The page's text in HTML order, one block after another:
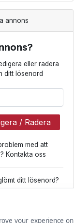
annons
eller radera
ditt lösenord
/ Radera
med att
Kontakta oss
ditt lösenord?
your experience